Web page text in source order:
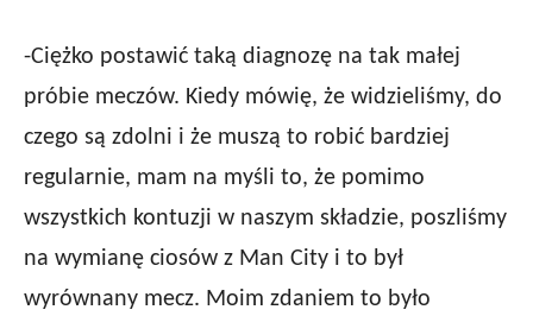
-Ciężko postawić taką diagnozę na tak małej
próbie meczów. Kiedy mówię, że widzieliśmy, do
czego są zdolni i że muszą to robić bardziej
regularnie, mam na myśli to, że pomimo
wszystkich kontuzji w naszym składzie, poszliśmy
na wymianę ciosów z Man City i to był
wyrównany mecz. Moim zdaniem to było